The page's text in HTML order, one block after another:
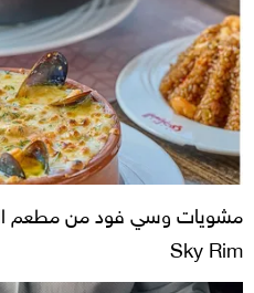
مشويات وسي فود من مطعم
Sky Rim